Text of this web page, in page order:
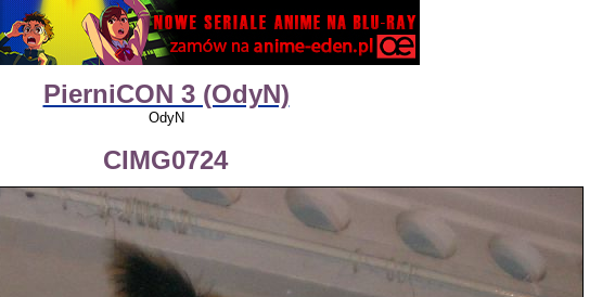
PierniCON 3 (OdyN)
OdyN
CIMG0724